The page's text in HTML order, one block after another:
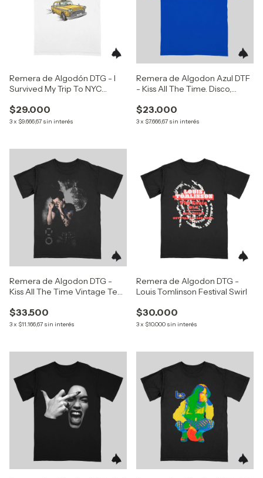
Remera de Algodón DTG - I
Survived My Trip To NYC
$29.000
3x $9.666,67 sin interés
Remera de Algodon Azul DTF
- Kiss All The Time. Disco,
$23.000
3x $7.666,67 sin interés
Remera de Algodon DTG -
Kiss All The Time Vintage Tee
$33.500
3x $11.166,67 sin interés
Remera de Algodon DTG -
Louis Tomlinson Festival Swirl
$30.000
3x $10.000 sin interés